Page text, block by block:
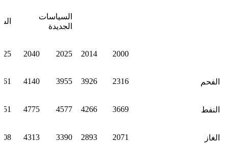
السياسات
الجديدة
2000
2014
2025
2040
الفحم 2316
3926
3955
4140
النفط 3669
4266
4577
4775
الغاز 2071
2893
3390
4313